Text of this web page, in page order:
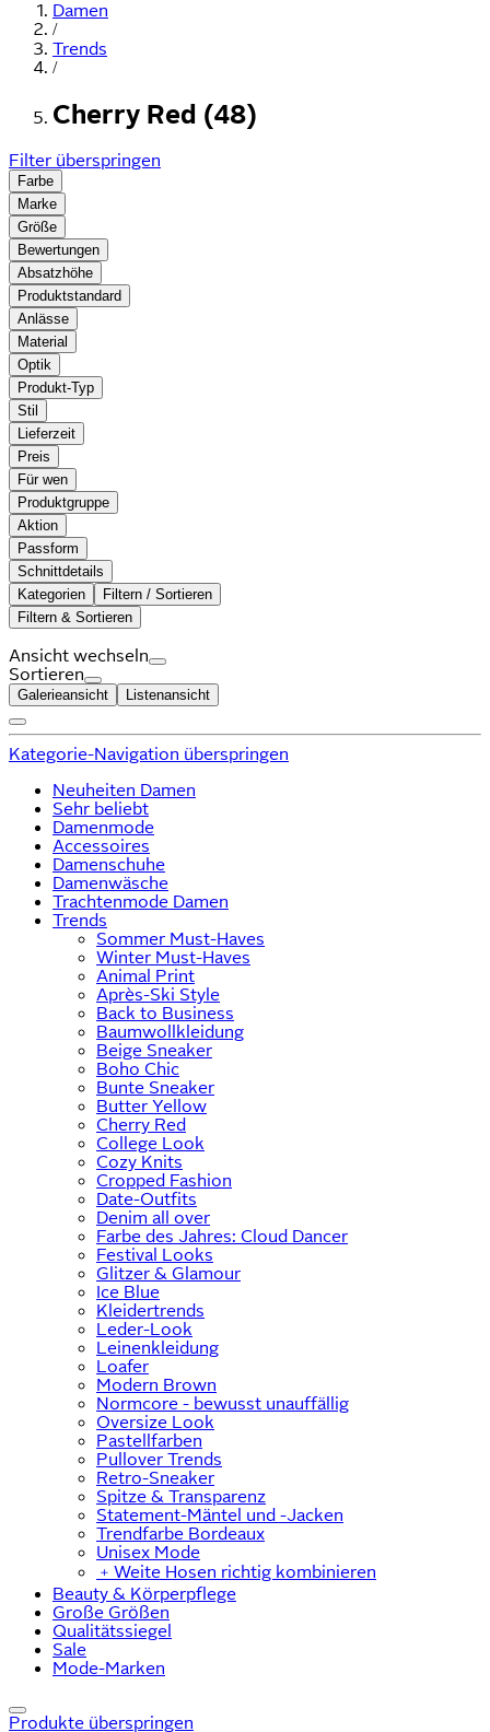
Damen
/
Trends
/
Cherry Red (48)
Filter überspringen
Farbe
Marke
Größe
Bewertungen
Absatzhöhe
Produktstandard
Anlässe
Material
Optik
Produkt-Typ
Stil
Lieferzeit
Preis
Für wen
Produktgruppe
Aktion
Passform
Schnittdetails
Kategorien
Filtern / Sortieren
Filtern & Sortieren
Ansicht wechseln
Sortieren
Galerieansicht Listenansicht
Kategorie-Navigation überspringen
Neuheiten Damen
Sehr beliebt
Damenmode
Accessoires
Damenschuhe
Damenwäsche
Trachtenmode Damen
Trends
Sommer Must-Haves
Winter Must-Haves
Animal Print
Après-Ski Style
Back to Business
Baumwollkleidung
Beige Sneaker
Boho Chic
Bunte Sneaker
Butter Yellow
Cherry Red
College Look
Cozy Knits
Cropped Fashion
Date-Outfits
Denim all over
Farbe des Jahres: Cloud Dancer
Festival Looks
Glitzer & Glamour
Ice Blue
Kleidertrends
Leder-Look
Leinenkleidung
Loafer
Modern Brown
Normcore - bewusst unauffällig
Oversize Look
Pastellfarben
Pullover Trends
Retro-Sneaker
Spitze & Transparenz
Statement-Mäntel und -Jacken
Trendfarbe Bordeaux
Unisex Mode
﹢ Weite Hosen richtig kombinieren
Beauty & Körperpflege
Große Größen
Qualitätssiegel
Sale
Mode-Marken
Produkte überspringen